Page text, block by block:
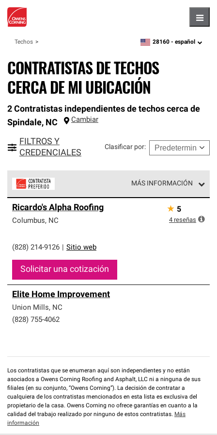
Techos zipcode,language
28160 - español
CONTRATISTAS DE TECHOS
CERCA DE MI UBICACIÓN
2 Contratistas independientes de techos cerca de
Spindale, NC Cambiar
FILTROS Y
CREDENCIALES
Clasificar por:
MÁS INFORMACIÓN
parte de una red exclusiva de profesionales de techos
que cumplen con altos estándares y requisitos estrictos
Ricardo's Alpha Roofing
Columbus, NC
(828) 214-9126 Sitio web
Solicitar una cotización
★ 5
4 reseñas
Elite Home Improvement
Union Mills, NC
(828) 755-4062
Los contratistas que se enumeran aquí son independientes y no están
asociados a Owens Corning Roofing and Asphalt, LLC ni a ninguna de sus
filiales (en su conjunto, “Owens Corning”). La decisión de contratar a
cualquiera de los contratistas mencionados en esta lista es exclusiva del
propietario de la casa. Owens Corning no ofrece garantías en cuanto a la
calidad del trabajo realizado por ninguno de estos contratistas. Más
información